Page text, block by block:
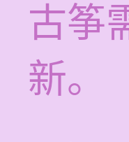
古筝
新。